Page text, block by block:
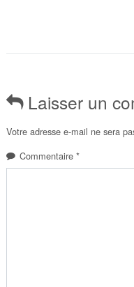
Laisser un
Votre adresse e-mail ne sera
Commentaire *